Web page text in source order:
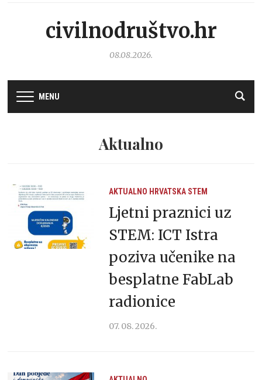
civilnodruštvo.hr
08.08.2026.
MENU
Aktualno
AKTUALNO HRVATSKA STEM
Ljetni praznici uz
STEM: ICT Istra
poziva učenike na
besplatne FabLab
radionice
07. 08. 2026.